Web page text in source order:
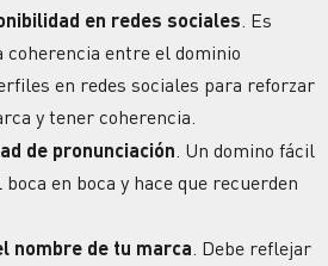
en redes sociales . Es
coherencia entre el dominio
en redes sociales para reforzar
y tener coherencia.
de pronunciación . Un domino fácil
en boca y hace que recuerden
nombre de tu marca . Debe reflejar